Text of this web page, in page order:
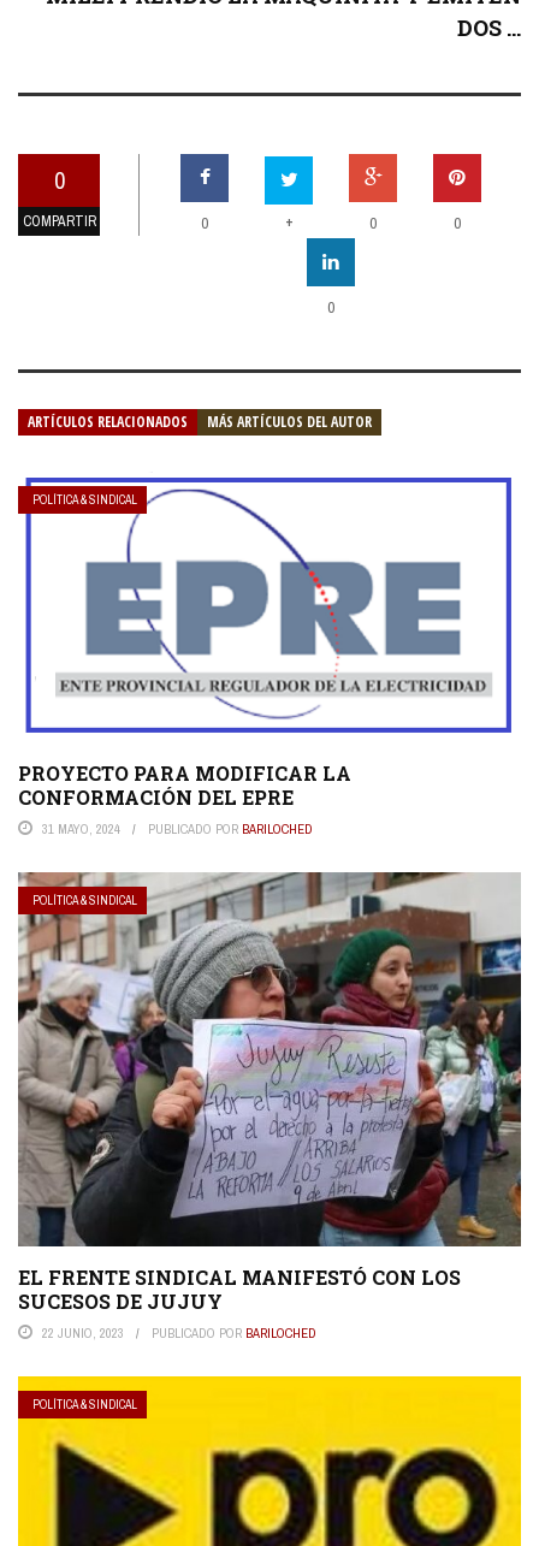
DOS ...
0
COMPARTIR 0 + 0 0
0
ARTÍCULOS RELACIONADOS MÁS ARTÍCULOS DEL AUTOR
POLÍTICA & SINDICAL
PROYECTO PARA MODIFICAR LA
CONFORMACIÓN DEL EPRE
31 MAYO, 2024 PUBLICADO POR BARILOCHED
POLÍTICA & SINDICAL
EL FRENTE SINDICAL MANIFESTÓ CON LOS
SUCESOS DE JUJUY
22 JUNIO, 2023 PUBLICADO POR BARILOCHED
POLÍTICA & SINDICAL